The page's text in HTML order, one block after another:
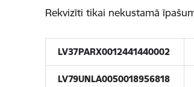
Rekvizīti tikai nekustamā
LV37PARX0012441440002
LV79UNLA0050018956818